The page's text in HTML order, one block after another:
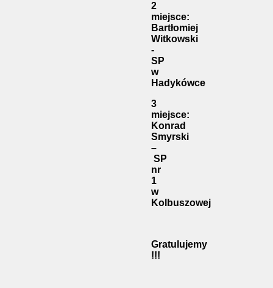
2
miejsce:
Bartłomiej
Witkowski
-
SP
w
Hadykówce
3
miejsce:
Konrad
Smyrski
–
SP
nr
1
w
Kolbuszowej
Gratulujemy
!!!